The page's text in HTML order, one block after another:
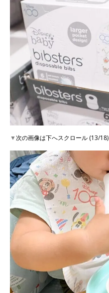
▼次の画像は下へスクロール (13/18)